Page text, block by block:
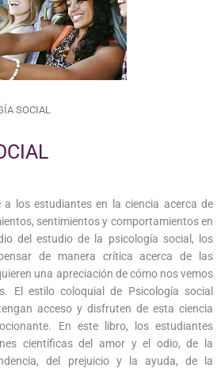
SOCIAL
a los estudiantes en la ciencia acerca de
sentimientos y comportamientos en
del estudio de la psicología social, los
de manera crítica acerca de las
una apreciación de cómo nos vemos
El estilo coloquial de Psicología social
acceso y disfruten de esta ciencia
En este libro, los estudiantes
científicas del amor y el odio, de la
del prejuicio y la ayuda, de la